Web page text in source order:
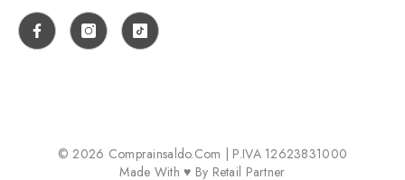
© 2026 Comprainsaldo.com | P.IVA 12623831000
Made With ♥ By Retail Partner